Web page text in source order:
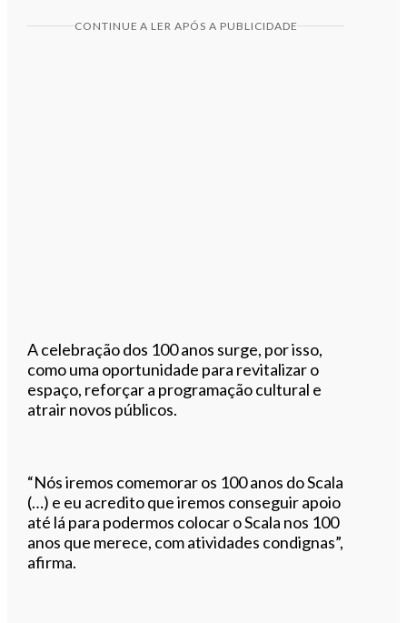
CONTINUE A LER APÓS A PUBLICIDADE
A celebração dos 100 anos surge, por isso,
como uma oportunidade para revitalizar o
espaço, reforçar a programação cultural e
atrair novos públicos.
“Nós iremos comemorar os 100 anos do Scala
(…) e eu acredito que iremos conseguir apoio
até lá para podermos colocar o Scala nos 100
anos que merece, com atividades condignas”,
afirma.